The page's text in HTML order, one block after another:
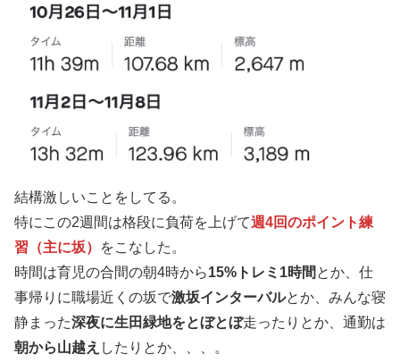
結構激しいことをしてる。
特にこの2週間は格段に負荷を上げて週4回のポイント練
習（主に坂）
をこなした。
時間は育児の合間の朝4時から15%トレミ1時間 とか、仕
事帰りに職場近くの坂で激坂インターバルとか、みんな寝
静まった深夜に生田緑地をとぼとぼ走ったりとか、通勤は
朝から山越え したりとか、、、。